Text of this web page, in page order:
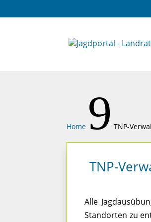
Home 9 TNP-
TNP-
Alle
Standorten zu